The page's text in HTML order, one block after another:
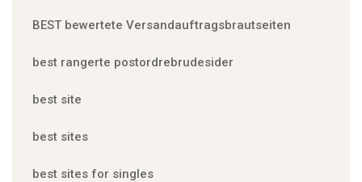
BEST bewertete Versandauftragsbrautseiten
best rangerte postordrebrudesider
best site
best sites
best sites for singles